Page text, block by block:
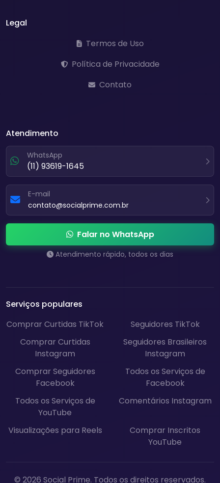
Legal
Termos de Uso
Política de Privacidade
Contato
Atendimento
WhatsApp
(11) 93619-1645
E-mail
contato@socialprime.com.br
Falar no WhatsApp
Atendimento rápido, todos os dias
Serviços populares
Comprar Curtidas TikTok
Seguidores TikTok
Comprar Curtidas
Instagram
Seguidores Brasileiros
Instagram
Comprar Seguidores
Facebook
Todos os Serviços de
Facebook
Todos os Serviços de
YouTube
Comentários Instagram
Visualizações para Reels
Comprar Inscritos
YouTube
© 2026 Social Prime. Todos os direitos reservados.